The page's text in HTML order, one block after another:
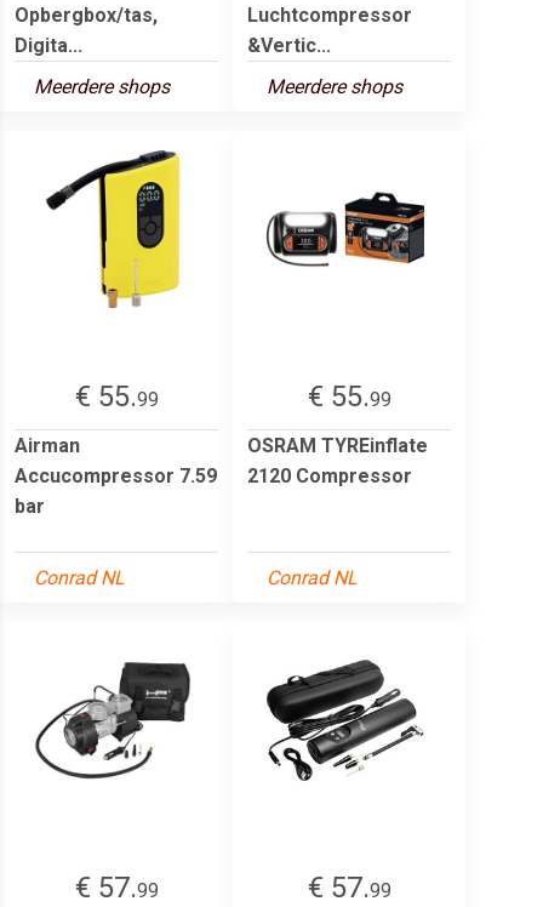
Opbergbox/tas,
Digita...
Meerdere shops
Luchtcompressor
&Vertic...
Meerdere shops
€ 55.99
Airman
Accucompressor 7.59
bar
Conrad NL
€ 55.99
OSRAM TYREinflate
2120 Compressor
Conrad NL
€ 57.99 € 57.99